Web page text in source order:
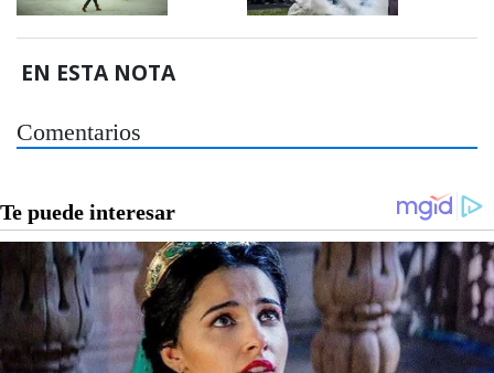
EN ESTA NOTA
Comentarios